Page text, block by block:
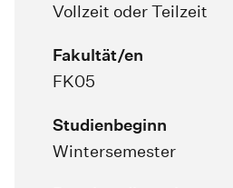
Vollzeit oder Teilzeit
Fakultät/en
FK05
Studienbeginn
Wintersemester